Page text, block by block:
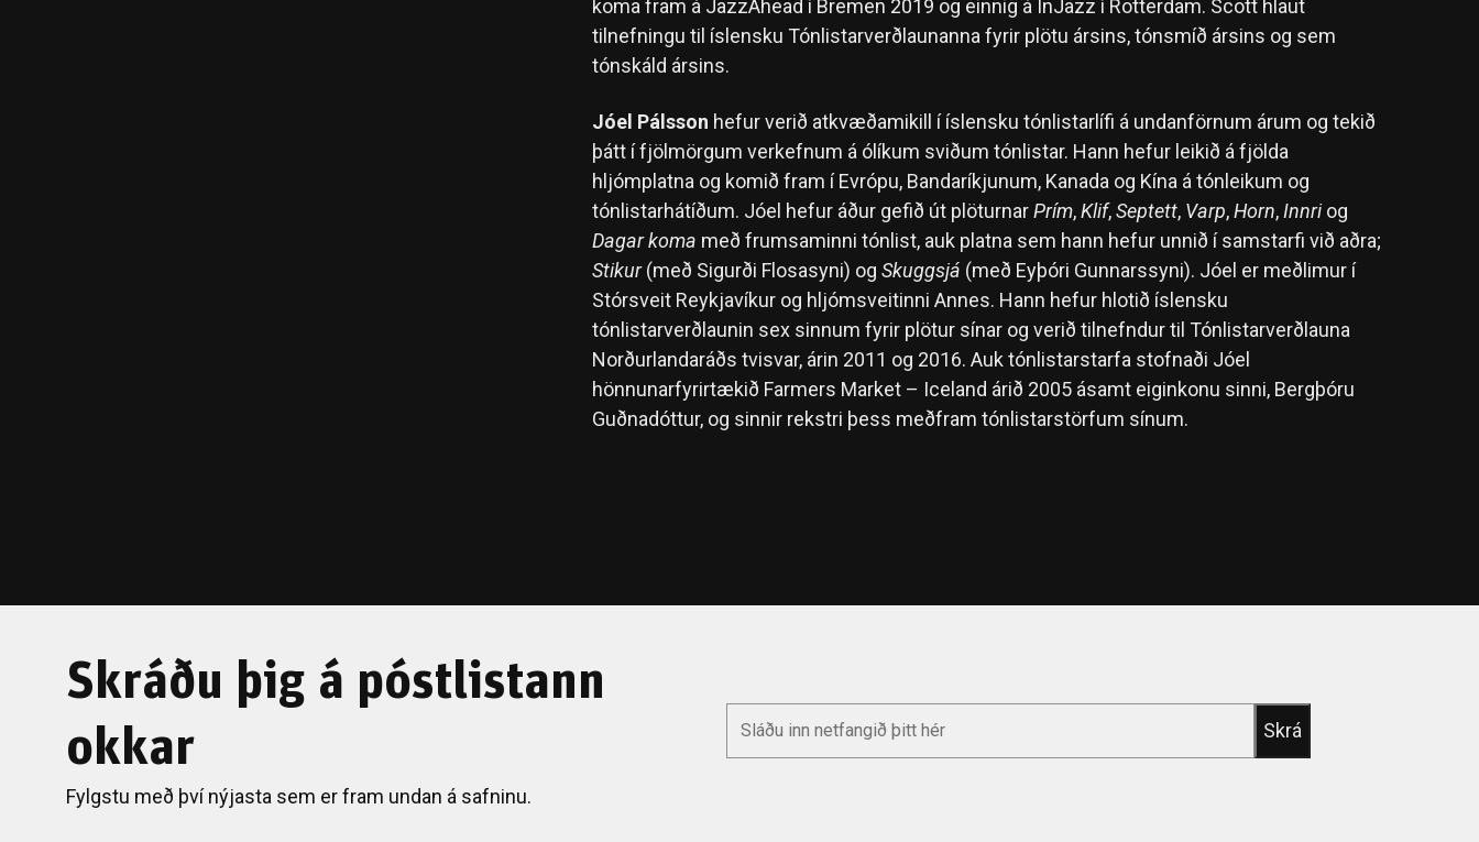
koma fram á JazzAhead í Bremen 2019 og einnig á InJazz í Rotterdam. Scott hlaut
tilnefningu til íslensku Tónlistarverðlaunanna fyrir plötu ársins, tónsmíð ársins og sem
tónskáld ársins.
Jóel Pálsson hefur verið atkvæðamikill í íslensku tónlistarlífi á undanförnum árum og tekið
þátt í fjölmörgum verkefnum á ólíkum sviðum tónlistar. Hann hefur leikið á fjölda
hljómplatna og komið fram í Evrópu, Bandaríkjunum, Kanada og Kína á tónleikum og
tónlistarhátíðum. Jóel hefur áður gefið út plöturnarPrím,Klif,Septett, Varp,Horn,Innriog
Dagar koma með frumsaminni tónlist, auk platna sem hann hefur unnið í samstarfi við aðra;
Stikur(með Sigurði Flosasyni) og Skuggsjá (með Eyþóri Gunnarssyni). Jóel er meðlimur í
Stórsveit Reykjavíkur og hljómsveitinni Annes. Hann hefur hlotið íslensku
tónlistarverðlaunin sex sinnum fyrir plötur sínar og verið tilnefndur til Tónlistarverðlauna
Norðurlandaráðs tvisvar, árin 2011 og 2016. Auk tónlistarstarfa stofnaði Jóel
hönnunarfyrirtækið Farmers Market – Iceland árið 2005 ásamt eiginkonu sinni, Bergþóru
Guðnadóttur, og sinnir rekstri þess meðfram tónlistarstörfum sínum.
Skráðu þig á póstlistann
okkar
Fylgstu með því nýjasta sem er fram undan á safninu.